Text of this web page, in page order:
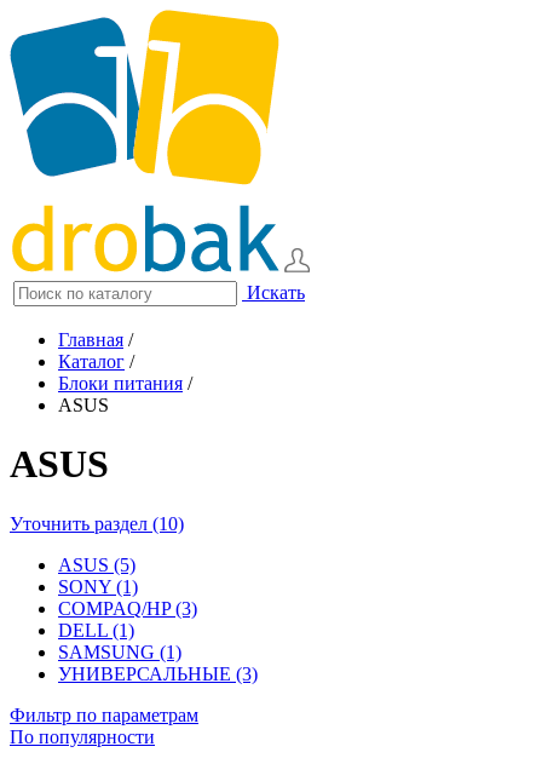
Искать
Главная /
Каталог /
Блоки питания /
ASUS
ASUS
Уточнить раздел (10)
ASUS (5)
SONY (1)
COMPAQ/HP (3)
DELL (1)
SAMSUNG (1)
УНИВЕРСАЛЬНЫЕ (3)
Фильтр по параметрам
По популярности